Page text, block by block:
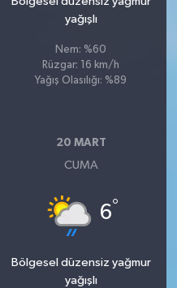
yağışlı
Nem: %60
Rüzgar: 16 km/h
Yağış Olasılığı: %89
20 MART
CUMA
6°
Bölgesel düzensiz yağmur
yağışlı